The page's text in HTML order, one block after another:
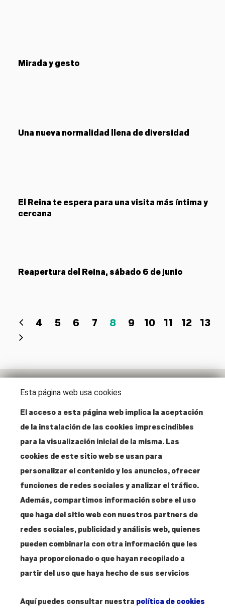
Mirada y gesto
Una nueva normalidad llena de diversidad
El Reina te espera para una visita más íntima y
cercana
Reapertura del Reina, sábado 6 de junio
4 5 6 7 8 9 10 11 12 13
Dirección
28012 Madrid
Contacto
T. 915 304 287
info@amigosmuseoreinasofia.org
Hazte
Amigo
Esta página web usa cookies
El acceso a esta página web implica la aceptación
de la instalación de las cookies imprescindibles
para la visualización inicial de la misma. Las
cookies de este sitio web se usan para
personalizar el contenido y los anuncios, ofrecer
funciones de redes sociales y analizar el tráfico.
Además, compartimos información sobre el uso
que haga del sitio web con nuestros partners de
redes sociales, publicidad y análisis web, quienes
pueden combinarla con otra información que les
haya proporcionado o que hayan recopilado a
partir del uso que haya hecho de sus servicios
Aquí puedes consultar nuestra política de cookies